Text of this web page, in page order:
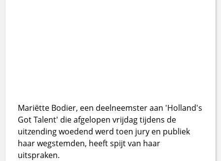
Mariëtte Bodier, een deelneemster aan 'Holland's
Got Talent' die afgelopen vrijdag tijdens de
uitzending woedend werd toen jury en publiek
haar wegstemden, heeft spijt van haar
uitspraken.